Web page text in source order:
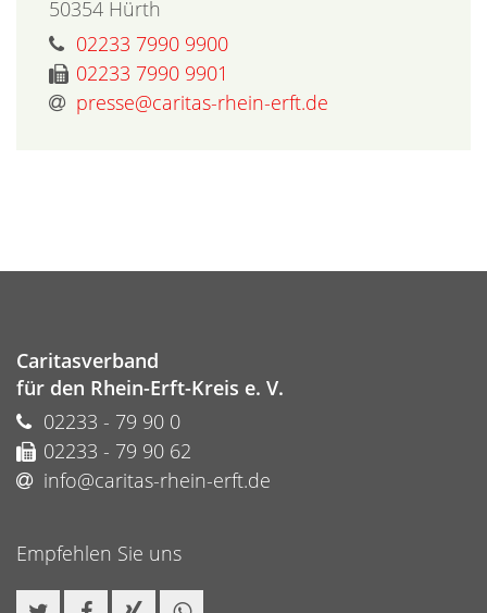
50354 Hürth
02233 7990 9900
02233 7990 9901
presse@caritas-rhein-erft.de
Caritasverband
für den Rhein-Erft-Kreis e. V.
02233 - 79 90 0
02233 - 79 90 62
info@caritas-rhein-erft.de
Empfehlen Sie uns